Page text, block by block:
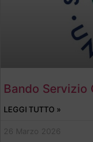
Bando Servizio
LEGGI TUTTO »
26 Marzo 2026